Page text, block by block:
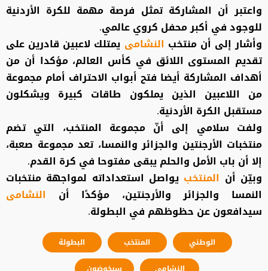
واعتبر أن المشاركة تمثل فرصة مهمة للكرة الأردنية
للوجود في أكبر محفل كروي عالمي.
وأشار إلى أن منتخب النشامى يمتلك لاعبين قادرين على
تقديم المستوى اللائق في كأس العالم، مؤكدا أن من
أهداف المشاركة أيضا فتح أبواب الاحتراف أمام مجموعة
من اللاعبين الذين يملكون طاقات كبيرة ويشكلون
مستقبل الكرة الأردنية.
ولفت سلامي إلى أنّ مجموعة المنتخب، التي تضم
منتخبات الأرجنتين والجزائر والنمسا، تعد مجموعة صعبة،
إلا أن باب الأمل والحلم يبقى مفتوحا في كرة القدم.
وبيّن أن المنتخب يواصل استعداداته لمواجهة منتخبات
النمسا والجزائر والأرجنتين، مؤكدًا أن النشامى
سيدافعون عن حظوظهم في البطولة.
الوطني المنتخب
البطولة